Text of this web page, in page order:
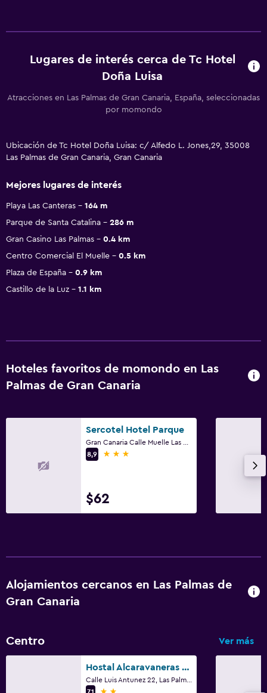
Lugares de interés cerca de Tc Hotel
Doña Luisa
Atracciones en Las Palmas de Gran Canaria, España, seleccionadas
por momondo
Ubicación de Tc Hotel Doña Luisa: c/ Alfedo L. Jones,29, 35008
Las Palmas de Gran Canaria, Gran Canaria
Mejores lugares de interés
Playa Las Canteras
164 m
Parque de Santa Catalina
286 m
Gran Casino Las Palmas
0.4 km
Centro Comercial El Muelle
0.5 km
Plaza de España
0.9 km
Castillo de la Luz
1.1 km
Hoteles favoritos de momondo en Las
Palmas de Gran Canaria
Sercotel Hotel Parque
8,9
3 estrellas
$62
Alojamientos cercanos en Las Palmas de
Gran Canaria
Centro Ver más
Hostal Alcaravaneras - Adults Only
7,1
2 estrellas